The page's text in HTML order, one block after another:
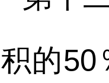
积的50